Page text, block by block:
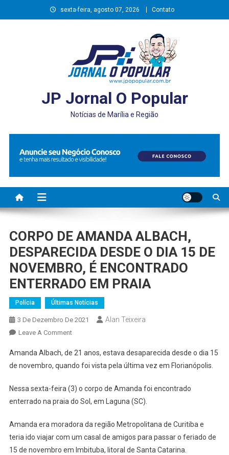
to
sexta-feira, agosto 07, 2026 Contato
JP Jornal O Popular
Notícias de Marília e Região
CORPO DE AMANDA ALBACH,
DESPARECIDA DESDE O DIA 15 DE
NOVEMBRO, É ENCONTRADO
ENTERRADO EM PRAIA
Polícia Últimas Notícias
3 De Dezembro De 2021 Alan Teixeira
Leave A CommentOn
DE
AMANDA
DESPARECIDA
DESDE
DIA
15
DE
Amanda Albach, de 21 anos, estava desaparecida desde o dia 15
de novembro, quando foi vista pela última vez em Florianópolis.
Nessa sexta-feira (3) o corpo de Amanda foi encontrado
enterrado na praia do Sol, em Laguna (SC).
Amanda era moradora da região Metropolitana de Curitiba e
teria ido viajar com um casal de amigos para passar o feriado de
15 de novembro em Imbituba, litoral de Santa Catarina.